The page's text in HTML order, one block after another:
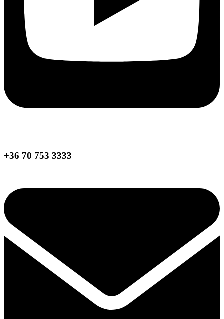
+36 70 753 3333